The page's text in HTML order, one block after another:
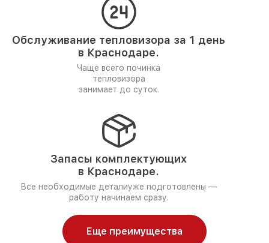
Обслуживание тепловизора за 1 день
в Краснодаре.
Чаще всего починка
тепловизора
занимает до суток.
Запасы комплектующих
в Краснодаре.
Все необходимые деталиуже подготовлены —
работу начинаем сразу.
Еще преимущества